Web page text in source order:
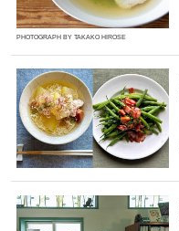
PHOTOGRAPH BY TAKAKO HIROSE